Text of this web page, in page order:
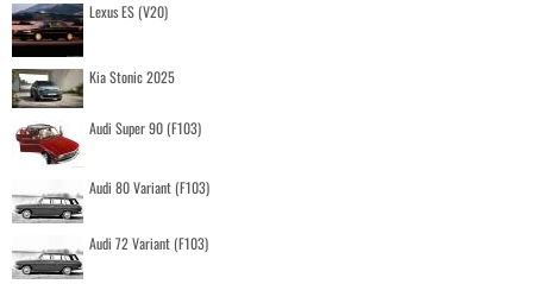
Lexus ES (V20)
Kia Stonic 2025
Audi Super 90 (F103)
Audi 80 Variant (F103)
Audi 72 Variant (F103)